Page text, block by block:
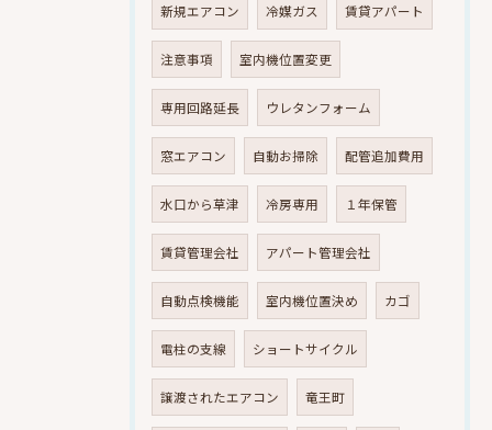
新規エアコン 冷媒ガス 賃貸アパート
注意事項 室内機位置変更
専用回路延長 ウレタンフォーム
窓エアコン 自動お掃除 配管追加費用
水口から草津 冷房専用 １年保管
賃貸管理会社 アパート管理会社
自動点検機能 室内機位置決め カゴ
電柱の支線 ショートサイクル
譲渡されたエアコン 竜王町